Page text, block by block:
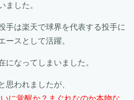
ました。
手は楽天で球界を代表する投手に
ースとして活躍。
になってしまいました。
思われましたが、
に覚醒か？まぐれなのか本物な